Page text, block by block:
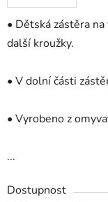
• Dětská zástěra
další kroužky.
• V dolní části
• Vyrobeno z
...
Dostupnost